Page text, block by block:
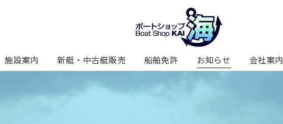
施設案内 新艇・中古艇販売 船舶免許 お知らせ 会社案内